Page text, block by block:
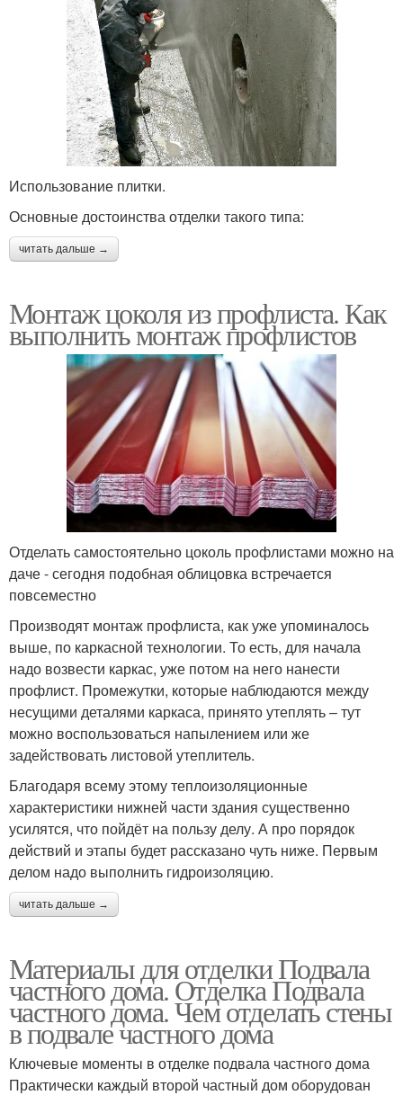
Использование плитки.
Основные достоинства отделки такого типа:
читать дальше →
Монтаж цоколя из профлиста. Как
выполнить монтаж профлистов
Отделать самостоятельно цоколь профлистами можно на
даче - сегодня подобная облицовка встречается
повсеместно
Производят монтаж профлиста, как уже упоминалось
выше, по каркасной технологии. То есть, для начала
надо возвести каркас, уже потом на него нанести
профлист. Промежутки, которые наблюдаются между
несущими деталями каркаса, принято утеплять – тут
можно воспользоваться напылением или же
задействовать листовой утеплитель.
Благодаря всему этому теплоизоляционные
характеристики нижней части здания существенно
усилятся, что пойдёт на пользу делу. А про порядок
действий и этапы будет рассказано чуть ниже. Первым
делом надо выполнить гидроизоляцию.
читать дальше →
Материалы для отделки Подвала
частного дома. Отделка Подвала
частного дома. Чем отделать стены
в подвале частного дома
Ключевые моменты в отделке подвала частного дома
Практически каждый второй частный дом оборудован